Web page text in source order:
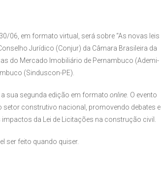
30/06, em formato virtual, será sobre “As novas leis
Jurídico (Conjur) da Câmara Brasileira da
do Mercado Imobiliário de Pernambuco (Ademi-
(Sinduscon-PE).
sua segunda edição em formato online. O evento
construtivo nacional, promovendo debates e
da Lei de Licitações na construção civil.
ser feito quando quiser.